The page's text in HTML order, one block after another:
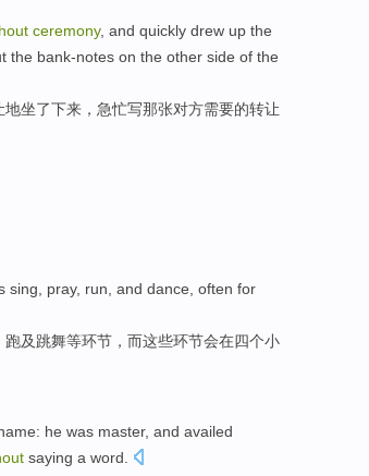
ceremony, and quickly drew up the
the bank-notes on the other side of the
地坐了下来，急忙写那张对方需要的转让
sing pray, run and dance , often for
跑及跳舞等环节， 而这些环节会在四个小
: he was master, and availed
saying a word